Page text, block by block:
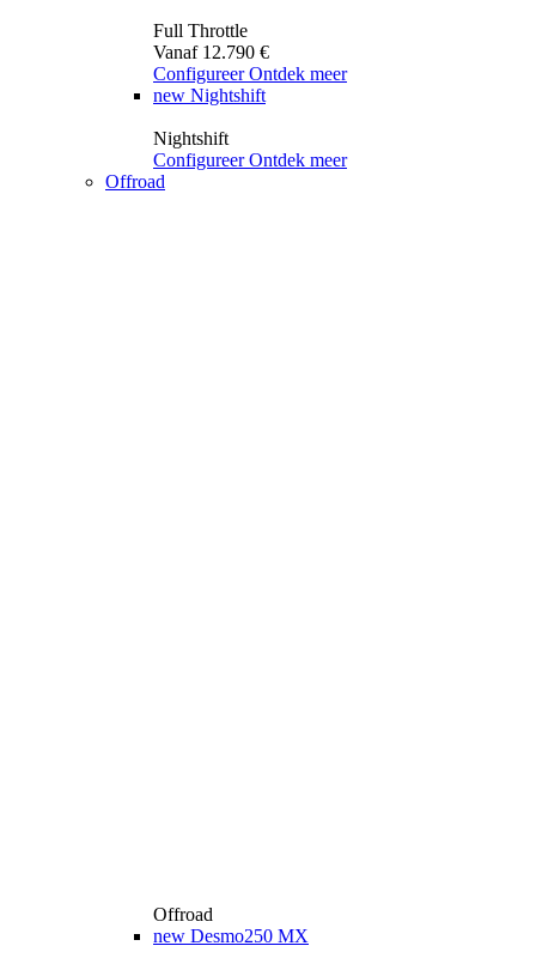
Full Throttle
Vanaf 12.790 €
Configureer Ontdek meer
new Nightshift
Nightshift
Configureer Ontdek meer
Offroad
Offroad
new Desmo250 MX